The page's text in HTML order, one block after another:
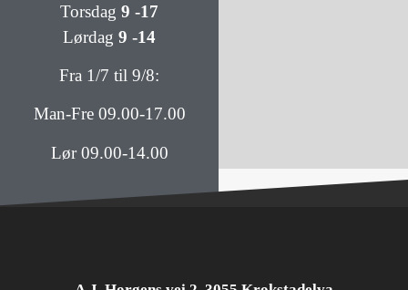
Torsdag9 -17
Lørdag9 -14
Fra 1/7 til 9/8:
Man-Fre 09.00-17.00
Lør 09.00-14.00